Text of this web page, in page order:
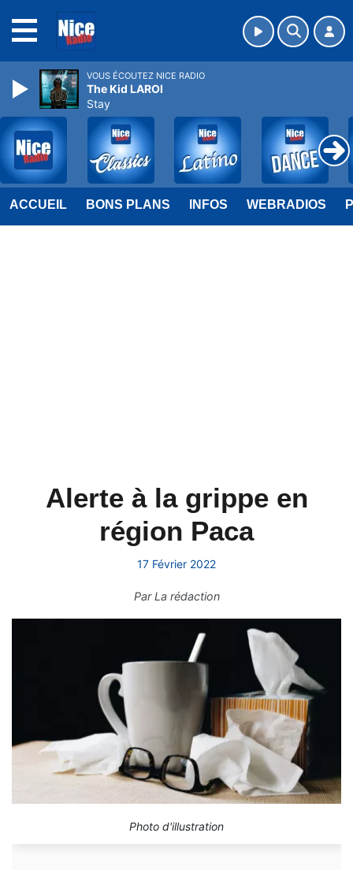
ACCUEIL BONS PLANS INFOS WEBRADIOS
Alerte à la grippe en
région Paca
17 Février 2022
ParLa rédaction
Photo d'illustration
VOUS ÉCOUTEZ NICE RADIO
The Kid LAROI
Stay